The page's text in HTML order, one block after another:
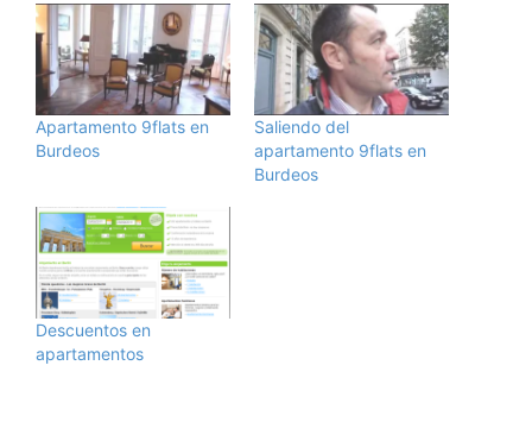
Apartamento 9flats en
Burdeos
Saliendo del
apartamento 9flats en
Burdeos
Descuentos en
apartamentos